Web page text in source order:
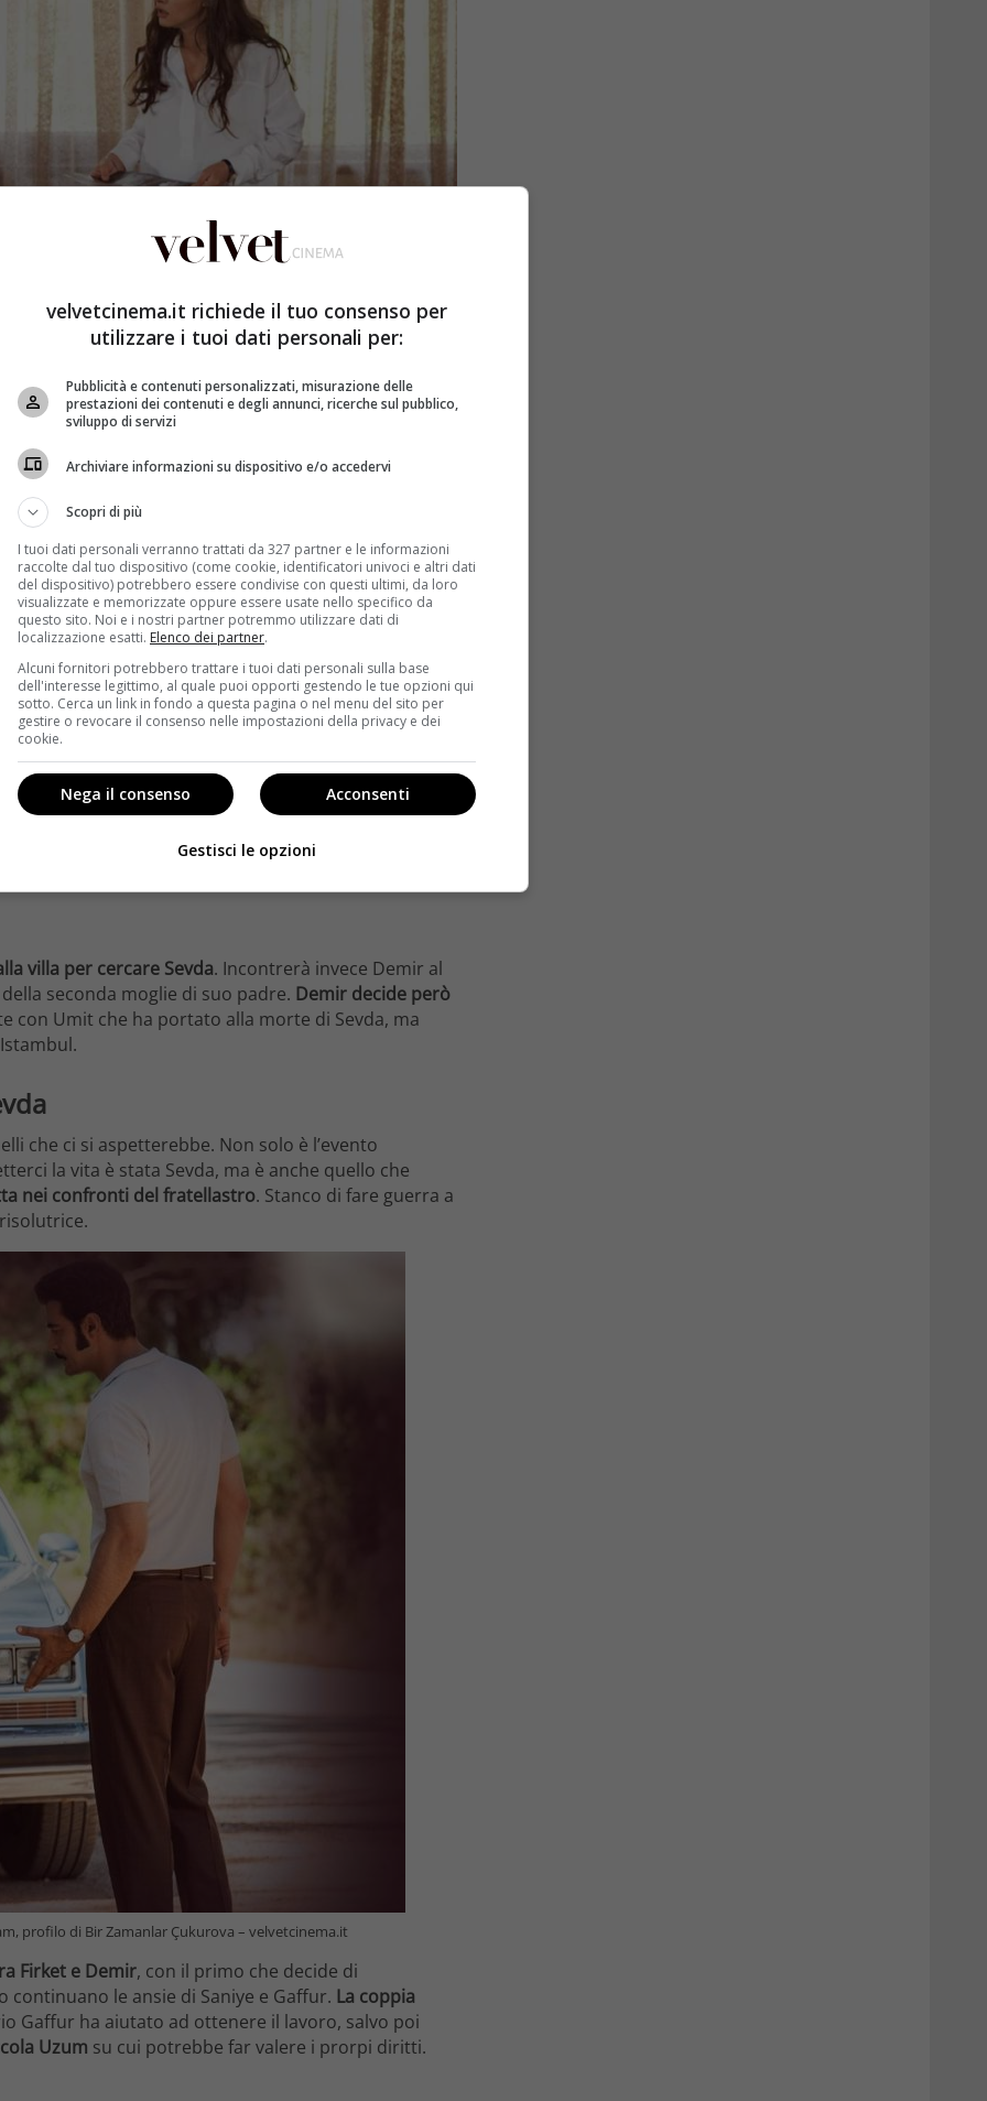
profilo di Bir Zamanlar Çukurova – velvetcinema.it
. Il potente uomo d’affari senza scrupoli si è fatto
la sua testa. Una di queste è la sorellastra
puntata in onda. In seguito alla morte di Sevda
villa per cercare Sevda. Incontrerà invece Demir al
seconda moglie di suo padre. Demir decide però
con Umit che ha portato alla morte di Sevda, ma
che ci si aspetterebbe. Non solo è l’evento
la vita è stata Sevda, ma è anche quello che
nei confronti del fratellastro. Stanco di fare guerra a
profilo di Bir Zamanlar Çukurova – velvetcinema.it
Firket e Demir, con il primo che decide di
continuano le ansie di Saniye e Gaffur. La coppia
Gaffur ha aiutato ad ottenere il lavoro, salvo poi
Uzum su cui potrebbe far valere i prorpi diritti.
velvetcinema.it richiede il tuo consenso per
utilizzare i tuoi dati personali per:
Pubblicità e contenuti personalizzati, misurazione delle
prestazioni dei contenuti e degli annunci, ricerche sul pubblico,
sviluppo di servizi
Archiviare informazioni su dispositivo e/o accedervi
Scopri di più
I tuoi dati personali verranno trattati da 327 partner e le informazioni
raccolte dal tuo dispositivo (come cookie, identificatori univoci e altri dati
del dispositivo) potrebbero essere condivise con questi ultimi, da loro
visualizzate e memorizzate oppure essere usate nello specifico da
questo sito. Noi e i nostri partner potremmo utilizzare dati di
localizzazione esatti. Elenco dei partner.
Alcuni fornitori potrebbero trattare i tuoi dati personali sulla base
dell'interesse legittimo, al quale puoi opporti gestendo le tue opzioni qui
sotto. Cerca un link in fondo a questa pagina o nel menu del sito per
gestire o revocare il consenso nelle impostazioni della privacy e dei
cookie.
Acconsenti
Nega il consenso
Gestisci le opzioni